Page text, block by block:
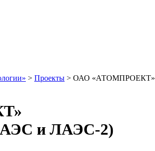
> Проекты > ОАО «АТОМПРОЕКТ»
и ЛАЭС-2)